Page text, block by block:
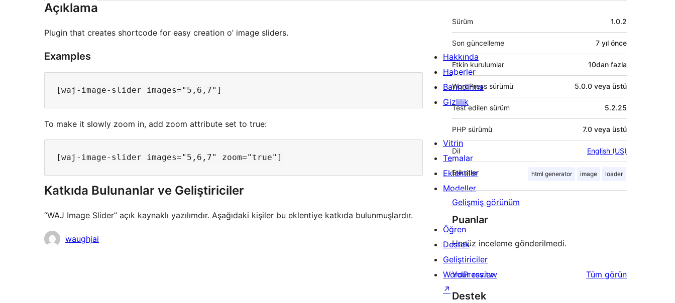
Açıklama
Plugin that creates shortcode for easy creation o’ image sliders.
Examples
To make it slowly zoom in, add zoom attribute set to true:
Katkıda Bulunanlar ve Geliştiriciler
“WAJ Image Slider” açık kaynaklı yazılımdır. Aşağıdaki kişiler bu eklentiye katkıda bulunmuşlardır.
Katkıdawaughjai
Meta
Sürüm 1.0.2
Son güncelleme 7 yıl önce
Etkin kurulumlar 10dan fazla
WordPress sürümü 5.0.0 veya üstü
Test edilen sürüm 5.2.25
PHP sürümü 7.0 veya üstü
Dil English (US)
Etiketler html generator image loader
Gelişmiş görünüm
Puanlar
Henüz inceleme gönderilmedi.
Your review Tüm değerlendirmeleri
görün
Destek
Hakkında
Haberler
Barındırma
Gizlilik
Vitrin
Temalar
Eklentiler
Modeller
Öğren
Destek
Geliştiriciler
WordPress.tv
↗